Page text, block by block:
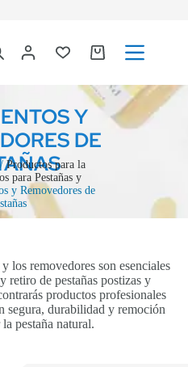
Y
DE
/Productos para la
para Pestañas y
y Removedores de
los removedores son esenciales
retiro de pestañas postizas y
productos profesionales
segura, durabilidad y remoción
pestaña natural.